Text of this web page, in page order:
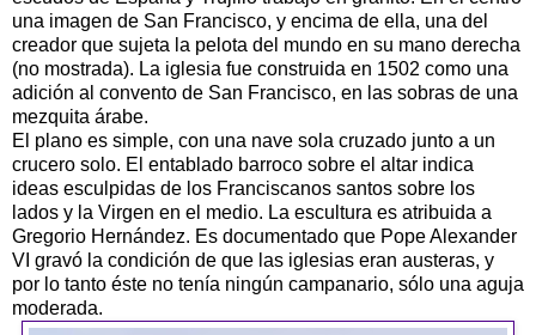
una imagen de San Francisco, y encima de ella, una del
creador que sujeta la pelota del mundo en su mano derecha
(no mostrada). La iglesia fue construida en 1502 como una
adición al convento de San Francisco, en las sobras de una
mezquita árabe.
El plano es simple, con una nave sola cruzado junto a un
crucero solo. El entablado barroco sobre el altar indica
ideas esculpidas de los Franciscanos santos sobre los
lados y la Virgen en el medio. La escultura es atribuida a
Gregorio Hernández. Es documentado que Pope Alexander
VI gravó la condición de que las iglesias eran austeras, y
por lo tanto éste no tenía ningún campanario, sólo una aguja
moderada.